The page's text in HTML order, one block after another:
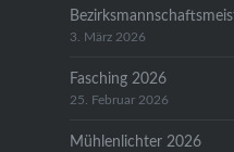
3. März 2026
Fasching 2026
25. Februar 2026
Mühlenlichter 2026